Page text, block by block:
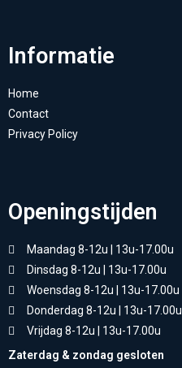
Informatie
Home
Contact
Privacy Policy
Openingstijden
Maandag 8-12u | 13u-17.00u
Dinsdag 8-12u | 13u-17.00u
Woensdag 8-12u | 13u-17.00u
Donderdag 8-12u | 13u-17.00u
Vrijdag 8-12u | 13u-17.00u
Zaterdag & zondag gesloten